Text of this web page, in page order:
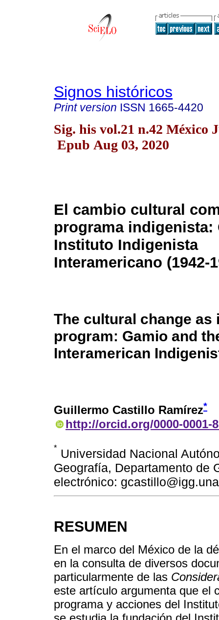
Signos históricos
Print version ISSN 1665-4420
Sig. his vol.21 n.42 México
Epub Aug 03, 2020
El cambio cultural
programa indigenista:
Instituto Indigenista
Interamericano (1942-
The cultural change as
program: Gamio and
Interamerican
Guillermo Castillo Ramírez*
http://orcid.org/0000-0001-
* Universidad Nacional
Geografía, Departamento de
electrónico:
RESUMEN
En el marco del México de la
en la consulta de diversos
particularmente de las
este artículo argumenta que el
programa y acciones del